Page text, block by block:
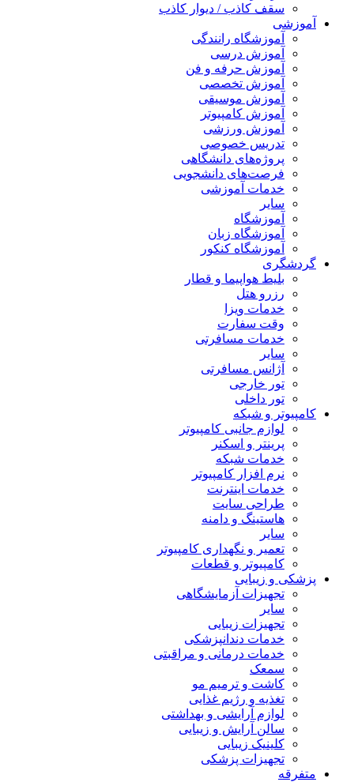
سقف کاذب / دیوار کاذب
آموزشی
آموزشگاه رانندگی
آموزش درسی
آموزش حرفه و فن
آموزش تخصصی
آموزش موسیقی
آموزش کامپیوتر
آموزش ورزشی
تدریس خصوصی
پروژه‌های دانشگاهی
فرصت‌های دانشجویی
خدمات آموزشی
سایر
آموزشگاه
آموزشگاه زبان
آموزشگاه کنکور
گردشگری
بلیط هواپیما و قطار
رزرو هتل
خدمات ویزا
وقت سفارت
خدمات مسافرتی
سایر
آژانس مسافرتی
تور خارجی
تور داخلی
کامپیوتر و شبکه
لوازم جانبی کامپیوتر
پرینتر و اسکنر
خدمات شبکه
نرم افزار کامپیوتر
خدمات اینترنت
طراحی سایت
هاستینگ و دامنه
سایر
تعمیر و نگهداری کامپیوتر
کامپیوتر و قطعات
پزشکی و زیبایی
تجهیزات آزمایشگاهی
سایر
تجهیزات زیبایی
خدمات دندانپزشکی
خدمات درمانی و مراقبتی
سمعک
کاشت و ترمیم مو
تغذیه و رژیم غذایی
لوازم آرایشی و بهداشتی
سالن آرایش و زیبایی
کلینیک زیبایی
تجهیزات پزشکی
متفرقه